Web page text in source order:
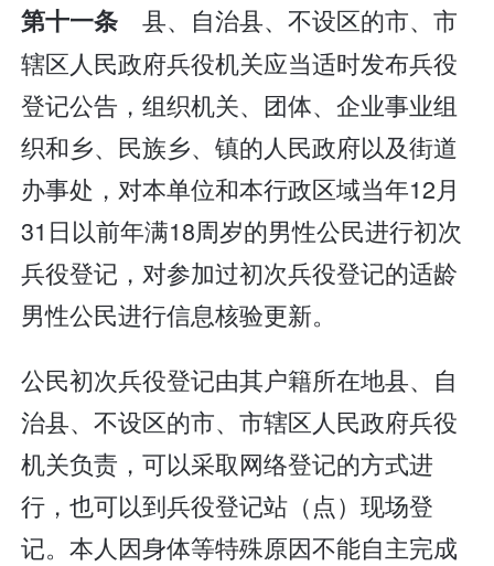
第十一条 县、自治县、不设区的市、市
辖区人民政府兵役机关应当适时发布兵役
登记公告，组织机关、团体、企业事业组
织和乡、民族乡、镇的人民政府以及街道
办事处，对本单位和本行政区域当年12月
31日以前年满18周岁的男性公民进行初次
兵役登记，对参加过初次兵役登记的适龄
男性公民进行信息核验更新。
公民初次兵役登记由其户籍所在地县、自
治县、不设区的市、市辖区人民政府兵役
机关负责，可以采取网络登记的方式进
行，也可以到兵役登记站（点）现场登
记。本人因身体等特殊原因不能自主完成